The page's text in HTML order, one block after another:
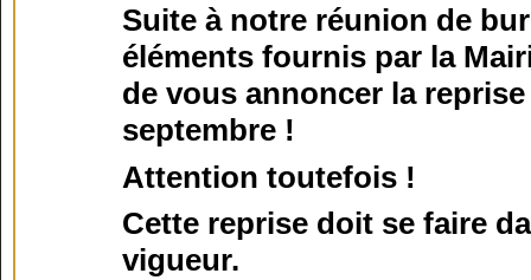
Suite à notre réunion de
éléments fournis par la
de vous annoncer la
septembre !
Attention toutefois !
Cette reprise doit se faire
vigueur.